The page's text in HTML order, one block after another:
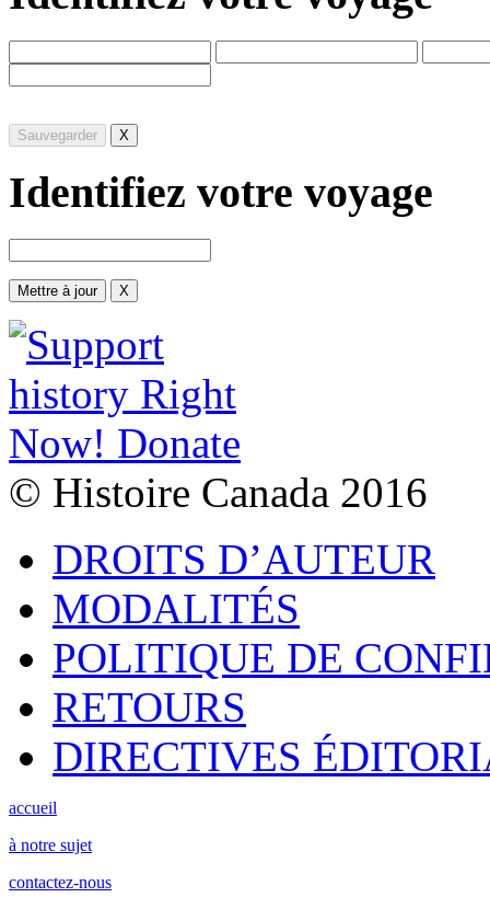
Sauvegarder X
Identifiez votre voyage
Mettre à jour X
© Histoire Canada 2016
DROITS D’AUTEUR
MODALITÉS
POLITIQUE DE
RETOURS
DIRECTIVES
accueil
à notre sujet
contactez-nous